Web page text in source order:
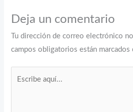
Deja un comentario
Tu dirección de correo electrónico
campos obligatorios están marcados